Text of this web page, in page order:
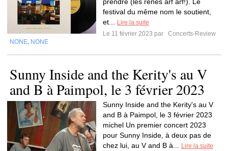
festival du même nom le soutient,
et...
Lire la suite
Le 11 février 2023 par
Concerts-Review
NONE NONE
Sunny Inside and the Kerity's au V
and B à Paimpol, le 3 février 2023
Sunny Inside and the Kerity's au V
and B à Paimpol, le 3 février 2023
michel Un premier concert 2023
pour Sunny Inside, à deux pas de
chez lui, au V and B à...
Lire la suite